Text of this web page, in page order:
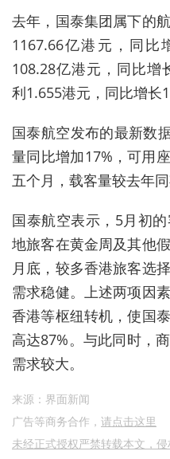
去年，国泰集团属下的
1167.66亿港元，同比
108.28亿港元，同比增
利1.655港元，同比增长
国泰航空发布的最新数
量同比增加17%，可用
五个月，载客量较去年
国泰航空表示， 5月初
地旅客在黄金周及其他
月底，较多香港旅客选
需求稳健。上述两项因
香港等枢纽转机，使国
高达87%。与此同时，
需求较大。
来源：界面新闻
广告等商务合作， 请点击这里
未经正式授权严禁转载本文，侵